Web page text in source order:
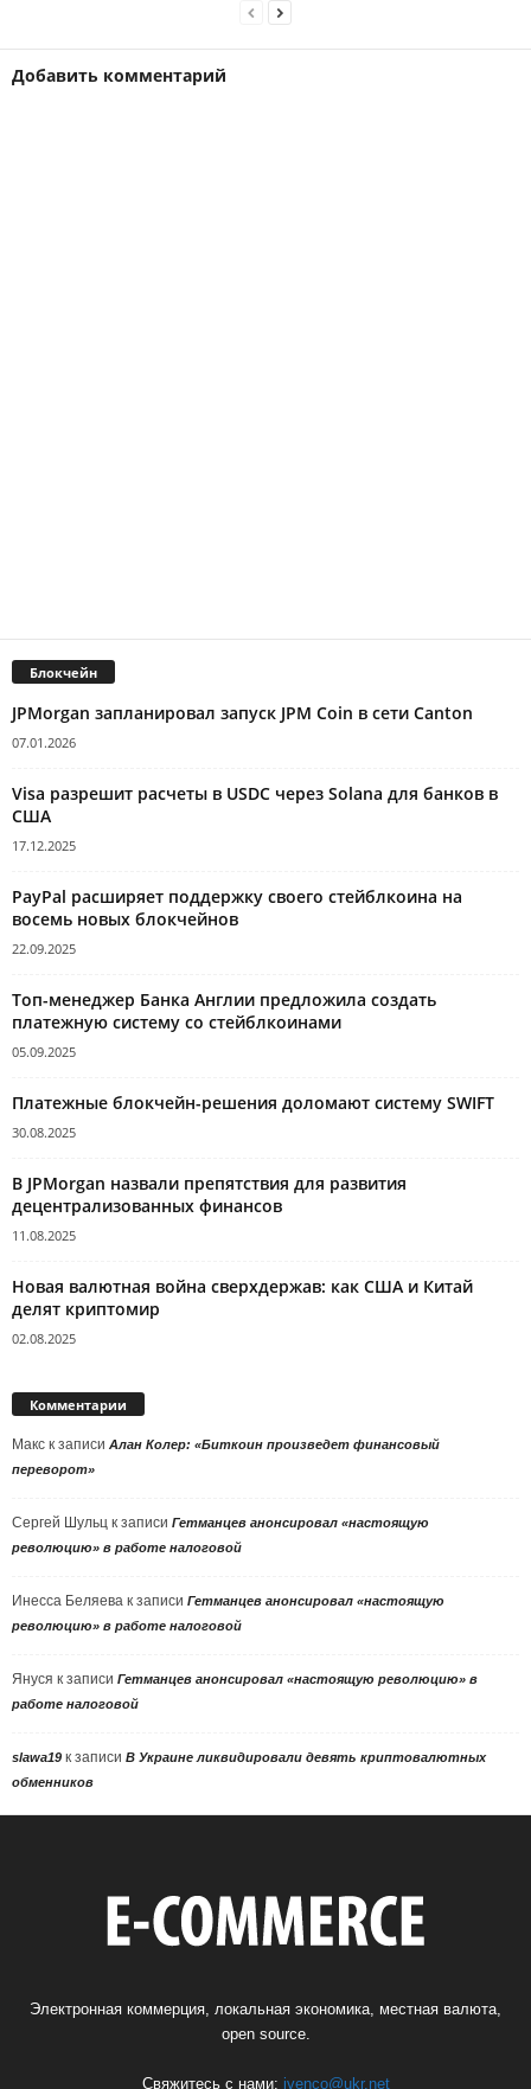
Добавить комментарий
Блокчейн
JPMorgan запланировал запуск JPM Coin в сети Canton
07.01.2026
Visa разрешит расчеты в USDC через Solana для банков в
США
17.12.2025
PayPal расширяет поддержку своего стейблкоина на
восемь новых блокчейнов
22.09.2025
Топ-менеджер Банка Англии предложила создать
платежную систему со стейблкоинами
05.09.2025
Платежные блокчейн-решения доломают систему SWIFT
30.08.2025
В JPMorgan назвали препятствия для развития
децентрализованных финансов
11.08.2025
Новая валютная война сверхдержав: как США и Китай
делят криптомир
02.08.2025
Комментарии
Макс к записи Алан Колер: «Биткоин произведет финансовый
переворот»
Сергей Шульц к записи Гетманцев анонсировал «настоящую
революцию» в работе налоговой
Инесса Беляева к записи Гетманцев анонсировал «настоящую
революцию» в работе налоговой
Януся к записи Гетманцев анонсировал «настоящую революцию» в
работе налоговой
slawa19 к записи В Украине ликвидировали девять криптовалютных
обменников
Электронная коммерция, локальная экономика, местная валюта,
open source.
Свяжитесь с нами: ivenco@ukr.net